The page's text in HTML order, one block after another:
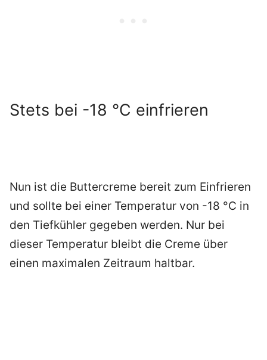
Stets bei -18 °C einfrieren
Nun ist die Buttercreme bereit zum Einfrieren
und sollte bei einer Temperatur von -18 °C in
den Tiefkühler gegeben werden. Nur bei
dieser Temperatur bleibt die Creme über
einen maximalen Zeitraum haltbar.